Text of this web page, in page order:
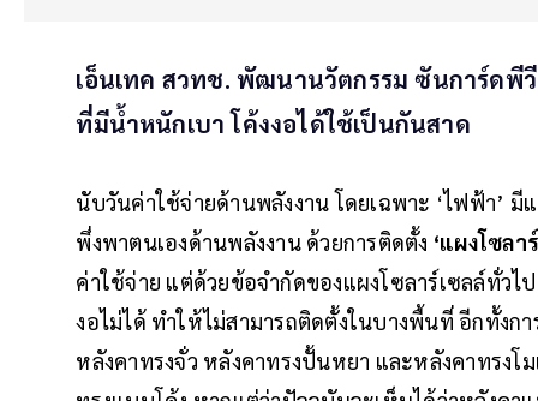
เอ็นเทค สวทช. พัฒนานวัตกรรม ซันการ์ดพี
ที่มีน้ำหนักเบา โค้งงอได้ใช้เป็นกันสาด
นับวันค่าใช้จ่ายด้านพลังงาน โดยเฉพาะ ‘ไฟฟ้า’
พึ่งพาตนเองด้านพลังงาน ด้วยการติดตั้ง ‘แผงโซลา
ค่าใช้จ่าย แต่ด้วยข้อจำกัดของแผงโซลาร์เซลล์ทั่ว
งอไม่ได้ ทำให้ไม่สามารถติดตั้งในบางพื้นที่ อีกทั้งก
หลังคาทรงจั่ว หลังคาทรงปั้นหยา และหลังคาทรง